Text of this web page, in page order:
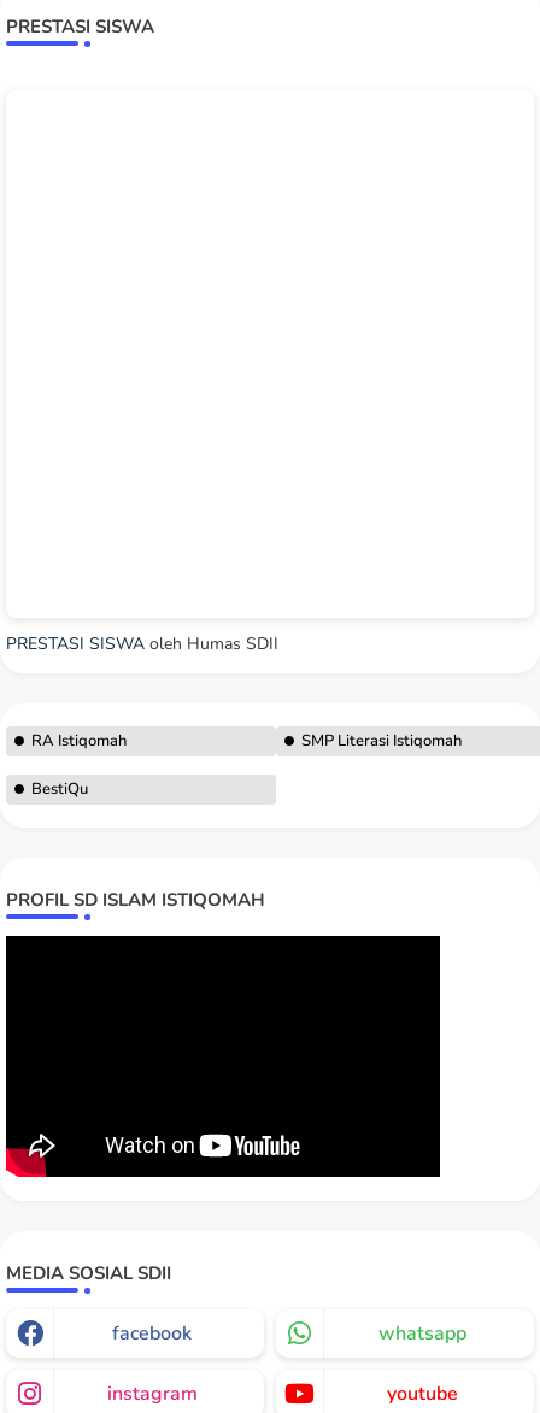
PRESTASI SISWA
PRESTASI SISWA oleh Humas SDII
RA Istiqomah SMP Literasi Istiqomah
BestiQu
PROFIL SD ISLAM ISTIQOMAH
MEDIA SOSIAL SDII
facebook whatsapp
instagram youtube